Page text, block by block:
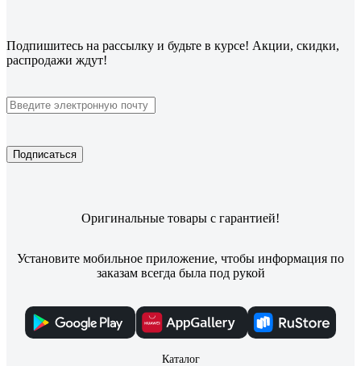
Подпишитесь на рассылку и будьте в курсе! Акции, скидки,
распродажи ждут!
Подписаться
Оригинальные товары с гарантией!
Установите мобильное приложение, чтобы информация по
заказам всегда была под рукой
Каталог